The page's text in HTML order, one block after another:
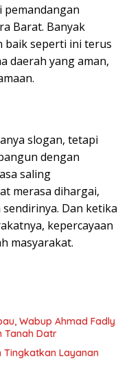
pemandangan
Barat. Banyak
baik seperti ini terus
daerah yang aman,
slogan, tetapi
dengan
saling
merasa dihargai,
Dan ketika
kepercayaan
masyarakat.
Wabup Ahmad Fadly
Tanah Datr
Tingkatkan Layanan